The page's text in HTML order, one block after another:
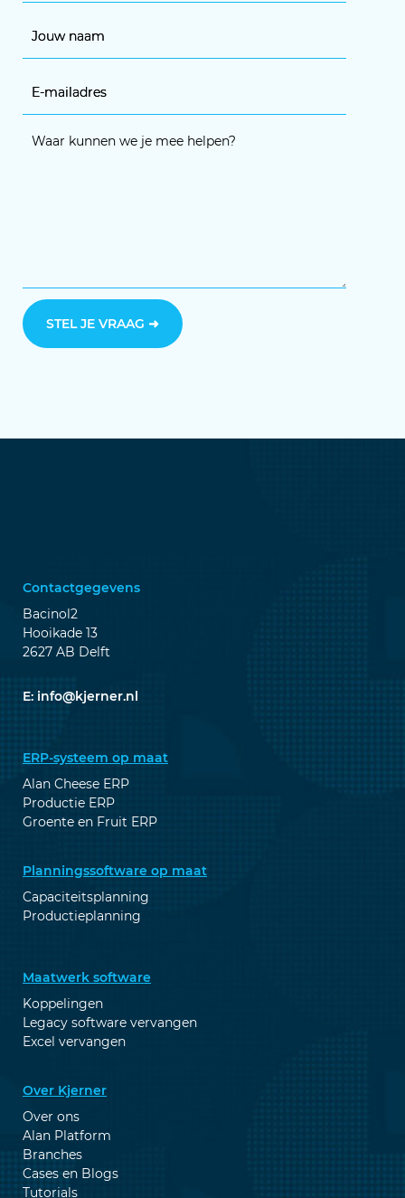
STEL JE VRAAG ➜
Contactgegevens
Bacinol2
Hooikade 13
2627 AB Delft
E: info@kjerner.nl
ERP-systeem op maat
Alan Cheese ERP
Productie ERP
Groente en Fruit ERP
Planningssoftware op maat
Capaciteitsplanning
Productieplanning
Maatwerk software
Koppelingen
Legacy software vervangen
Excel vervangen
Over Kjerner
Over ons
Alan Platform
Branches
Cases en Blogs
Tutorials